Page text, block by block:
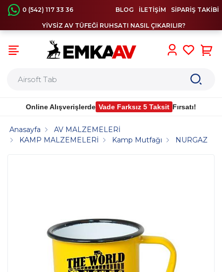
0 (542) 117 33 36 BLOG İLETİŞİM SİPARİŞ TAKİBİ
YİVSİZ AV TÜFEĞİ RUHSATI NASIL ÇIKARILIR?
Online Alışverişlerde Vade Farksız 5 Taksit Fırsatı!
Anasayfa
AV MALZEMELERİ
KAMP MALZEMELERİ
Kamp Mutfağı NURGAZ